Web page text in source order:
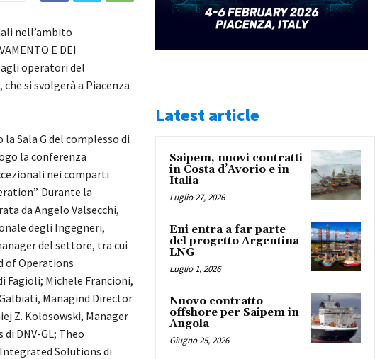
nell’ambito
E DEI
agli operatori del
si svolgerà a Piacenza
la Sala G del complesso di
la conferenza
nei comparti
Durante la
da Angelo Valsecchi,
degli Ingegneri,
del settore, tra cui
of Operations
Fagioli; Michele Francioni,
Managind Director
Z. Kolosowski, Manager
DNV-GL; Theo
Solutions di
Latest article
Saipem, nuovi contratti
in Costa d’Avorio e in
Italia
Luglio 27, 2026
Eni entra a far parte
del progetto Argentina
LNG
Luglio 1, 2026
Nuovo contratto
offshore per Saipem in
Angola
Giugno 25, 2026